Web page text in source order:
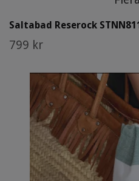
Saltabad Reserock
799 kr